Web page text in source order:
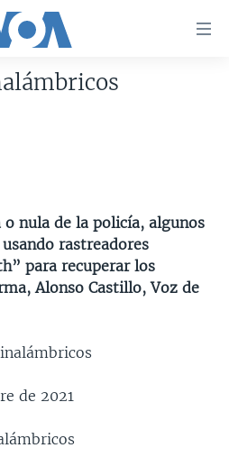
nula de la policía, algunos
rastreadores
para recuperar los
Alonso Castillo, Voz de
de 2021